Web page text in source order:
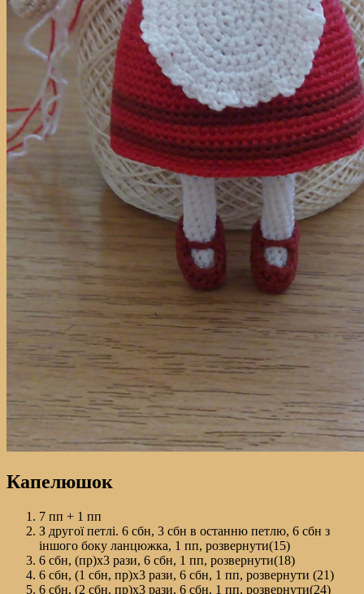
Капелюшок
7 пп + 1 пп
З другої петлі. 6 сбн, 3 сбн в останню петлю, 6 сбн з
іншого боку ланцюжка, 1 пп, розвернути(15)
6 сбн, (пр)х3 рази, 6 сбн, 1 пп, розвернути(18)
6 сбн, (1 сбн, пр)х3 рази, 6 сбн, 1 пп, розвернути (21)
6 сбн, (2 сбн, пр)х3 рази, 6 сбн, 1 пп, розвернути(24)